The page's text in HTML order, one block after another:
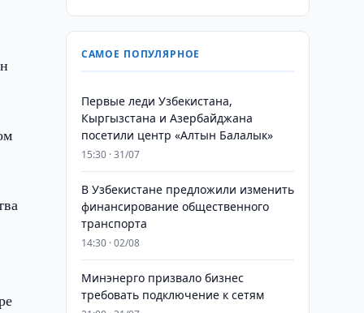
САМОЕ ПОПУЛЯРНОЕ
Первые леди Узбекистана,
Кыргызстана и Азербайджана
посетили центр «Алтын Балалык»
15:30 · 31/07
В Узбекистане предложили изменить
финансирование общественного
транспорта
14:30 · 02/08
Минэнерго призвало бизнес
требовать подключение к сетям